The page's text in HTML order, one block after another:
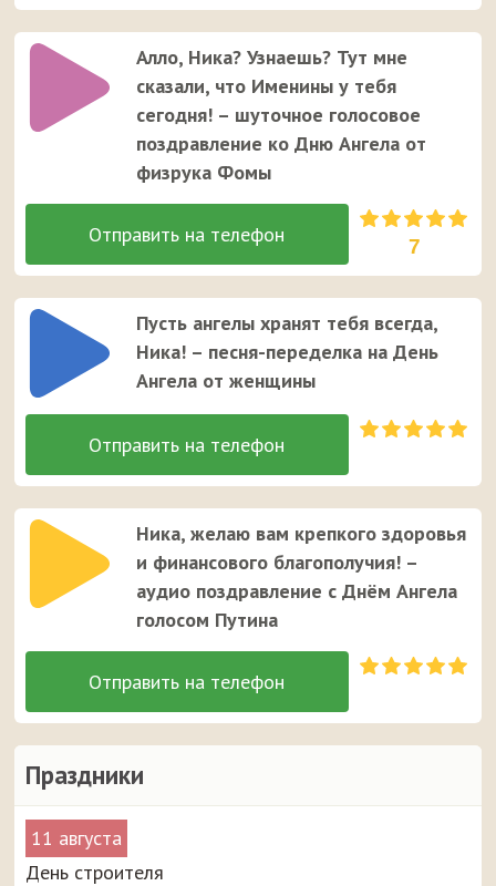
Праздники
11 августа
День строителя
Алло, Ника? Узнаешь? Тут мне
сказали, что Именины у тебя
сегодня! – шуточное голосовое
поздравление ко Дню Ангела от
физрука Фомы
7
Пусть ангелы хранят тебя всегда,
Ника! – песня-переделка на День
Ангела от женщины
Ника, желаю вам крепкого здоровья
и финансового благополучия! –
аудио поздравление с Днём Ангела
голосом Путина